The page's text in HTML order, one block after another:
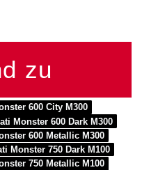
zu
600 City M300
Monster 600 Dark M300
600 Metallic M300
Monster 750 Dark M100
750 Metallic M100